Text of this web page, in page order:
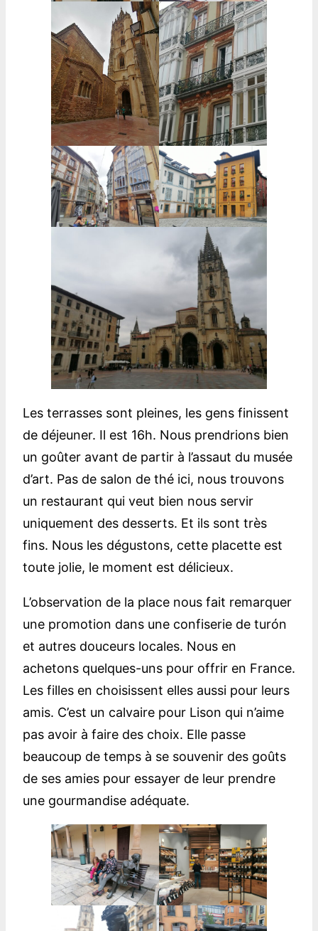
Les terrasses sont pleines, les gens finissent
de déjeuner. Il est 16h. Nous prendrions bien
un goûter avant de partir à l’assaut du musée
d’art. Pas de salon de thé ici, nous trouvons
un restaurant qui veut bien nous servir
uniquement des desserts. Et ils sont très
fins. Nous les dégustons, cette placette est
toute jolie, le moment est délicieux.
L’observation de la place nous fait remarquer
une promotion dans une confiserie de turón
et autres douceurs locales. Nous en
achetons quelques-uns pour offrir en France.
Les filles en choisissent elles aussi pour leurs
amis. C’est un calvaire pour Lison qui n’aime
pas avoir à faire des choix. Elle passe
beaucoup de temps à se souvenir des goûts
de ses amies pour essayer de leur prendre
une gourmandise adéquate.